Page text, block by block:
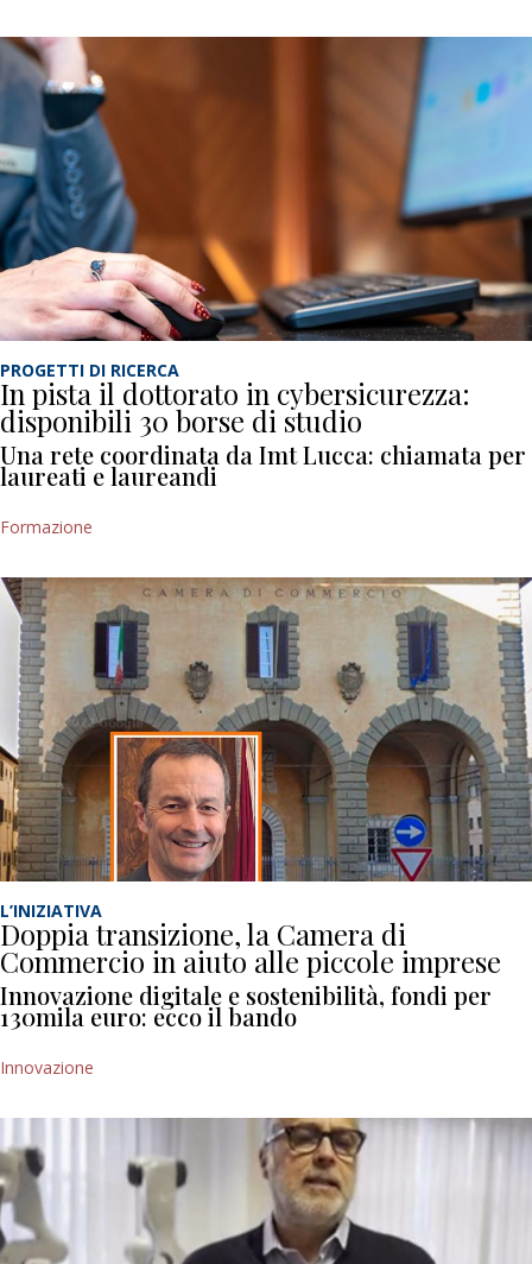
PROGETTI DI RICERCA
In pista il dottorato in cybersicurezza:
disponibili 30 borse di studio
Una rete coordinata da Imt Lucca: chiamata per
laureati e laureandi
Formazione
L’INIZIATIVA
Doppia transizione, la Camera di
Commercio in aiuto alle piccole imprese
Innovazione digitale e sostenibilità, fondi per
130mila euro: ecco il bando
Innovazione